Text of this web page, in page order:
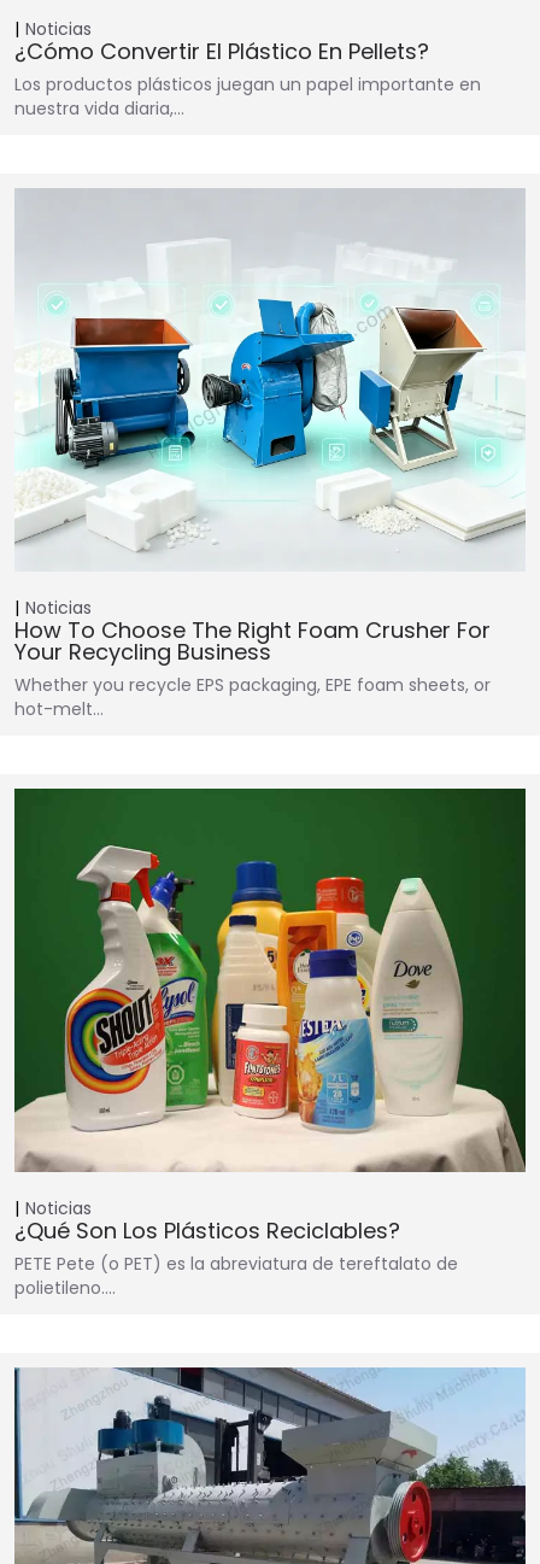
Noticias
¿Cómo Convertir El Plástico En Pellets?
Los productos plásticos juegan un papel importante en
nuestra vida diaria,…
Noticias
How To Choose The Right Foam Crusher For
Your Recycling Business
Whether you recycle EPS packaging, EPE foam sheets, or
hot-melt…
Noticias
¿Qué Son Los Plásticos Reciclables?
PETE Pete (o PET) es la abreviatura de tereftalato de
polietileno.…